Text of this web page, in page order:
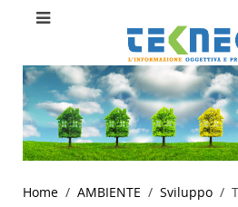
Home AMBIENTE Sviluppo